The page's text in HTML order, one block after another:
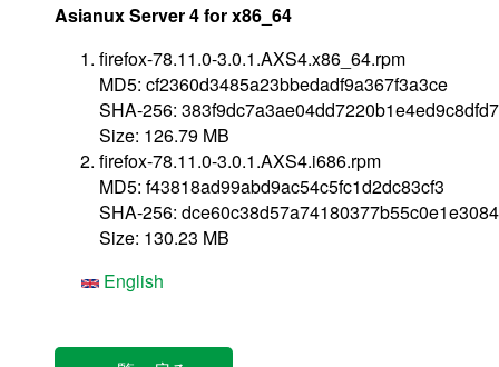
Asianux Server 4 for x86_64
firefox-78.11.0-3.0.1.AXS4.x86_64.rpm
MD5: cf2360d3485a23bbedadf9a367f3a3ce
SHA-256:
Size: 126.79 MB
firefox-78.11.0-3.0.1.AXS4.i686.rpm
MD5: f43818ad99abd9ac54c5fc1d2dc83cf3
SHA-256:
Size: 130.23 MB
English